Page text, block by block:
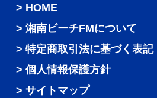
HOME
湘南ビーチFMについて
特定商取引法に基づく表記
個人情報保護方針
サイトマップ